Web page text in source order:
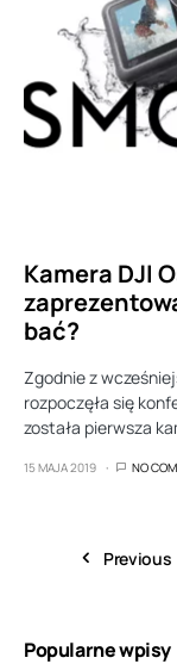
Kamera DJI
bać?
Zgodnie z
rozpoczęła się
została pierwsza
15 MAJA 2019 NO
Previous
Popularne wpisy